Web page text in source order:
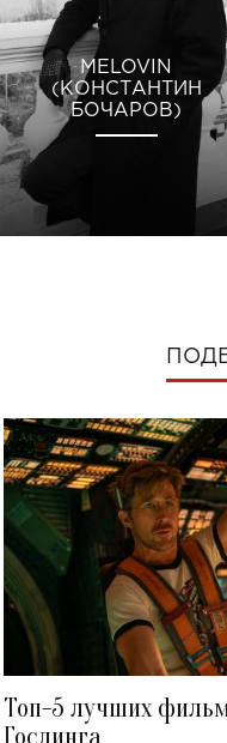
MELOVIN
(КОНСТАНТИН
БОЧАРОВ)
Топ-5 лучших